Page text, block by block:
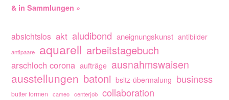
& in Sammlungen »
absichtslos akt aludibond aneignungskunst antibilder
antipaare aquarell arbeitstagebuch
arschloch corona aufträge ausnahmswaisen
ausstellungen batoni bsltz-übermalung business
butter formen cameo centerjob collaboration